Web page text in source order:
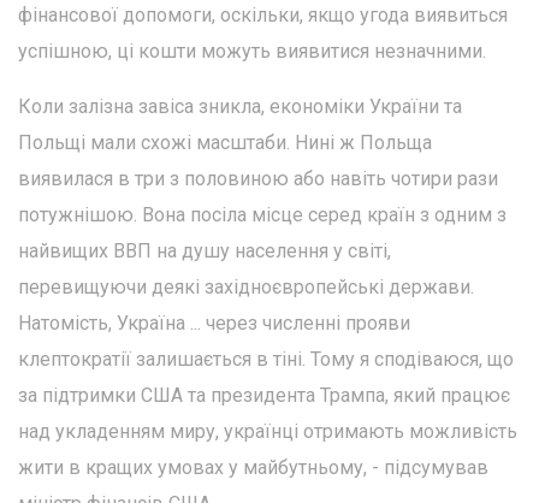
фінансової допомоги, оскільки, якщо угода виявиться
успішною, ці кошти можуть виявитися незначними.
Коли залізна завіса зникла, економіки України та
Польщі мали схожі масштаби. Нині ж Польща
виявилася в три з половиною або навіть чотири рази
потужнішою. Вона посіла місце серед країн з одним з
найвищих ВВП на душу населення у світі,
перевищуючи деякі західноєвропейські держави.
Натомість, Україна ... через численні прояви
клептократії залишається в тіні. Тому я сподіваюся, що
за підтримки США та президента Трампа, який працює
над укладенням миру, українці отримають можливість
жити в кращих умовах у майбутньому, - підсумував